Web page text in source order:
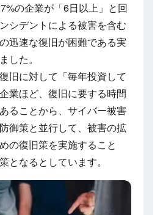
の企業が「6日以上」と回
シデントによる被害を含む
迅速な復旧が困難である実
した。
旧に対して「毎年投資して
業ほど、復旧に要する時間
ることから、サイバー被害
御策と並行して、被害の拡
の復旧策を実施すること
となるとしています。